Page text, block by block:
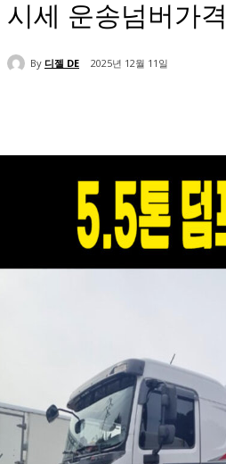
시세 운송넘버가격
By 디젤 DE 2025년 12월 11일